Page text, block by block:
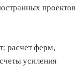
проектов
расчет ферм,
усиления